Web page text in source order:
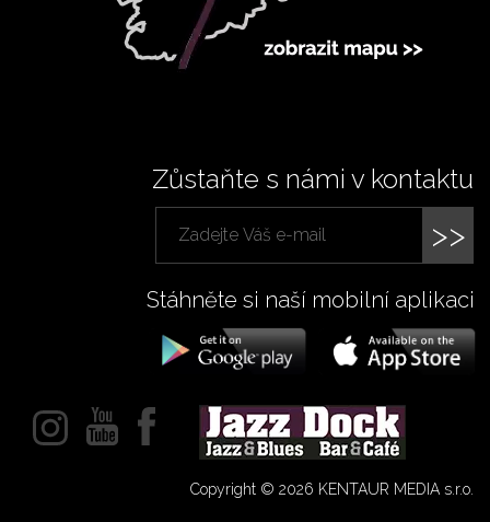
Zůstaňte s námi v kontaktu
>>
Stáhněte si naší mobilní aplikaci
Copyright © 2026 KENTAUR MEDIA s.r.o.